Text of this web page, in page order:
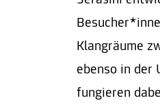
Klangräume
ebenso in der
fungieren